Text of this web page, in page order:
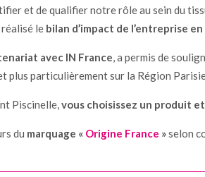
et de qualifier notre rôle au sein du
le bilan d’impact de l’entreprise
avec IN France, a permis de
plus particulièrement sur la Région
Piscinelle,vous choisissez un produit
du marquage « Origine France »selon